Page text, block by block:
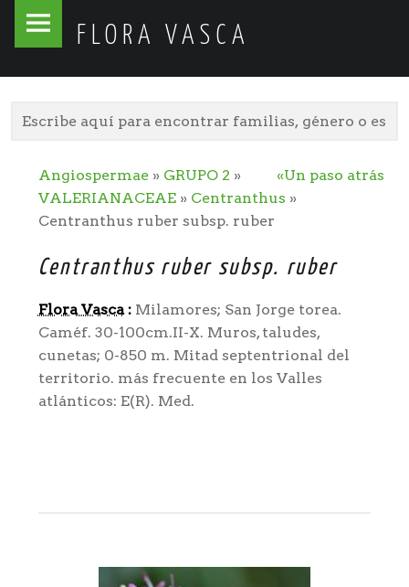
FLORA VASCA
Flora
Skip
«Un paso atrás
Angiospermae» GRUPO 2 »
VALERIANACEAE» Centranthus »
Centranthus ruber subsp. ruber
Centranthus ruber subsp. ruber
Flora Vasca:Milamores; San Jorge torea.
Caméf. 30-100cm.II-X. Muros, taludes,
cunetas; 0-850 m. Mitad septentrional del
territorio. más frecuente en los Valles
atlánticos: E(R). Med.